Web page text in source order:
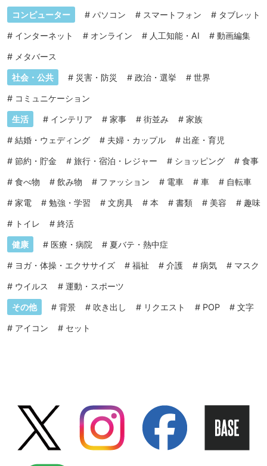
コンピューター # パソコン # スマートフォン # タブレット
# インターネット # オンライン # 人工知能・AI # 動画編集
# メタバース
社会・公共 # 災害・防災 # 政治・選挙 # 世界
# コミュニケーション
生活 # インテリア # 家事 # 街並み # 家族
# 結婚・ウェディング # 夫婦・カップル # 出産・育児
# 節約・貯金 # 旅行・宿泊・レジャー # ショッピング # 食事
# 食べ物 # 飲み物 # ファッション # 電車 # 車 # 自転車
# 家電 # 勉強・学習 # 文房具 # 本 # 書類 # 美容 # 趣味
# トイレ # 終活
健康 # 医療・病院 # 夏バテ・熱中症
# ヨガ・体操・エクササイズ # 福祉 # 介護 # 病気 # マスク
# ウイルス # 運動・スポーツ
その他 # 背景 # 吹き出し # リクエスト # POP # 文字
# アイコン # セット